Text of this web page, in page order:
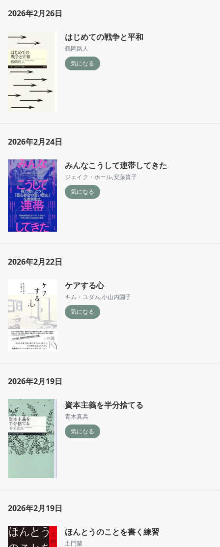
2026年2月26日
はじめての戦争と平和
鶴岡路人
気になる
2026年2月24日
みんなこうして連帯してきた
ジェイク・ホール,安藤貴子
気になる
2026年2月22日
ケアする心
キム・ユダム,小山内園子
気になる
2026年2月19日
資本主義を半分捨てる
青木真兵
気になる
2026年2月19日
ほんとうのことを書く練習
土門蘭